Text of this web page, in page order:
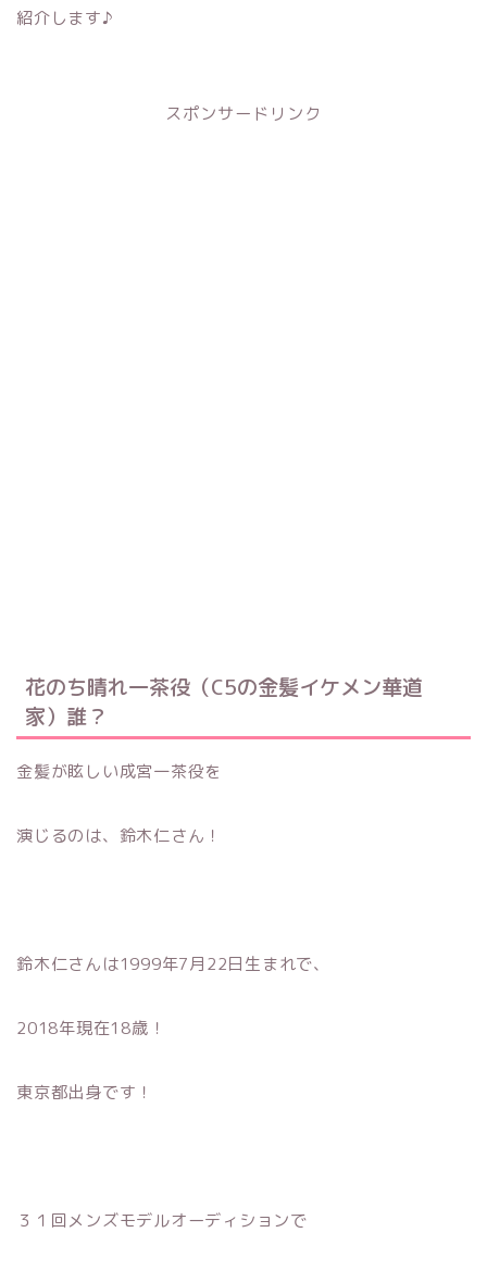
紹介します♪
スポンサードリンク
花のち晴れ一茶役（C5の金髪イケメン華道
家）誰？
金髪が眩しい成宮一茶役を
演じるのは、鈴木仁さん！
鈴木仁さんは1999年7月22日生まれで、
2018年現在18歳！
東京都出身です！
３１回メンズモデルオーディションで